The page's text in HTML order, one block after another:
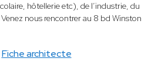
Fiche architecte
hôtellerie etc), de l’industrie, du
nous rencontrer au 8 bd Winston